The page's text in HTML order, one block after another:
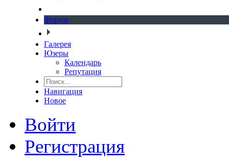
Форум
Галерея
Юзеры
Календарь
Репутация
Навигация
Новое
Войти
Регистрация